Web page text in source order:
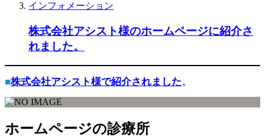
インフォメーション
株式会社アシスト様のホームページに紹介さ
れました。
■株式会社アシスト様で紹介されました。
ホームページの診療所